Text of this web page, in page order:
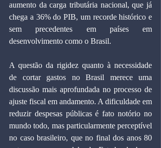
aumento da carga tributária nacional, que já
chega a 36% do PIB, um recorde histórico e
sem precedentes em países em
desenvolvimento como o Brasil.
A questão da rigidez quanto à necessidade
de cortar gastos no Brasil merece uma
discussão mais aprofundada no processo de
ajuste fiscal em andamento. A dificuldade em
reduzir despesas públicas é fato notório no
mundo todo, mas particularmente perceptível
no caso brasileiro, que no final dos anos 80